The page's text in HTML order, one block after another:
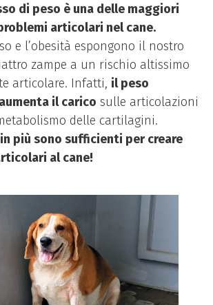
di peso è una delle maggiori
articolari nel cane.
e l’obesità espongono il nostro
zampe a un rischio altissimo
articolare. Infatti, il peso
il carico sulle articolazioni
delle cartilagini.
più sono sufficienti per creare
al cane!